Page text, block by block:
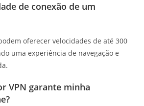
de conexão de um
oferecer velocidades de até 300
uma experiência de navegação e
VPN garante minha